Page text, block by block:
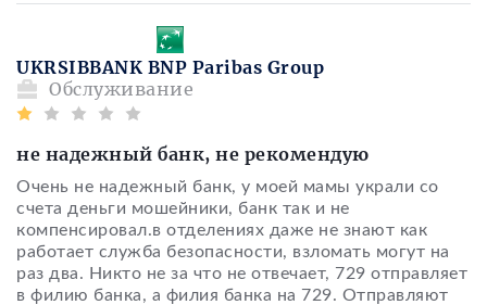
Обслуживание
UKRSIBBANK BNP Paribas Group
не надежный банк, не рекомендую
Очень не надежный банк, у моей мамы украли со
счета деньги мошейники, банк так и не
компенсировал.в отделениях даже не знают как
работает служба безопасности, взломать могут на
раз два. Никто не за что не отвечает, 729 отправляет
в филию банка, а филия банка на 729. Отправляют